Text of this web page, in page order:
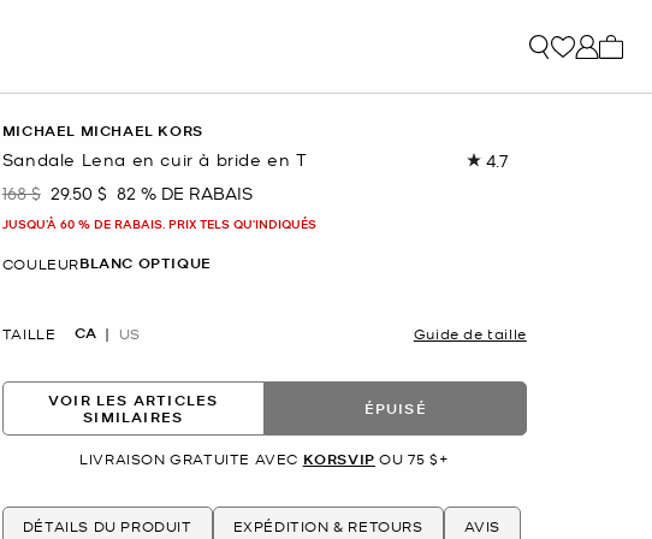
MICHAEL MICHAEL KORS
Sandale Lena en cuir à bride en T 4.7
page.
était
168 $ maintenant
29.50 $ 82 % DE RABAIS
JUSQU’À 60 % DE RABAIS. PRIX TELS QU'INDIQUÉS
COULEURBLANC OPTIQUE
TAILLE CA US Guide de taille
VOIR LES ARTICLES
SIMILAIRES
ÉPUISÉ
LIVRAISON GRATUITE AVEC KORSVIP OU 75 $+
DÉTAILS DU PRODUIT EXPÉDITION & RETOURS AVIS